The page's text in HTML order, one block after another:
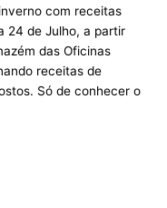
com receitas
24 de Julho, a partir
das Oficinas
receitas de
Só de conhecer o